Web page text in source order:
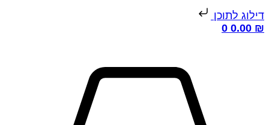
דילוג לתוכן
0.00₪
0